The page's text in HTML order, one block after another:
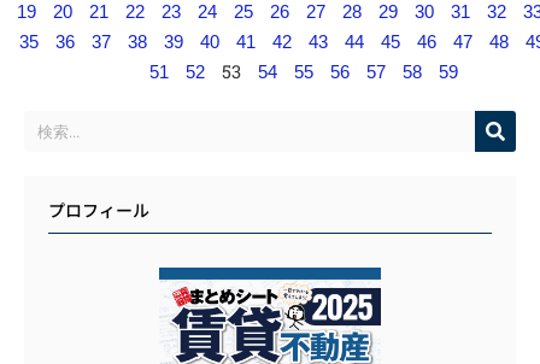
19 20 21 22 23 24 25 26 27 28 29 30 31 32
35
36 37 38 39 40 41 42 43 44 45 46 47 48
51
52 53 54 55 56 57 58 59
プロフィール